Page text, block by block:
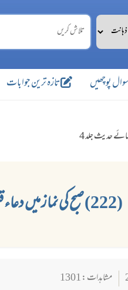
پوچھیں تازہ ترین جوابات
حدیث جلد 4
(222) صبح کی نماز میں دعاء قنوت میں قرآنی دعاؤں کو پڑھنا
مشاہدات : 1301